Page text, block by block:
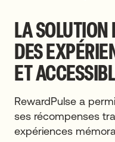
LA SOLUTION
DES
ET
RewardPulse a
ses récompenses
expériences